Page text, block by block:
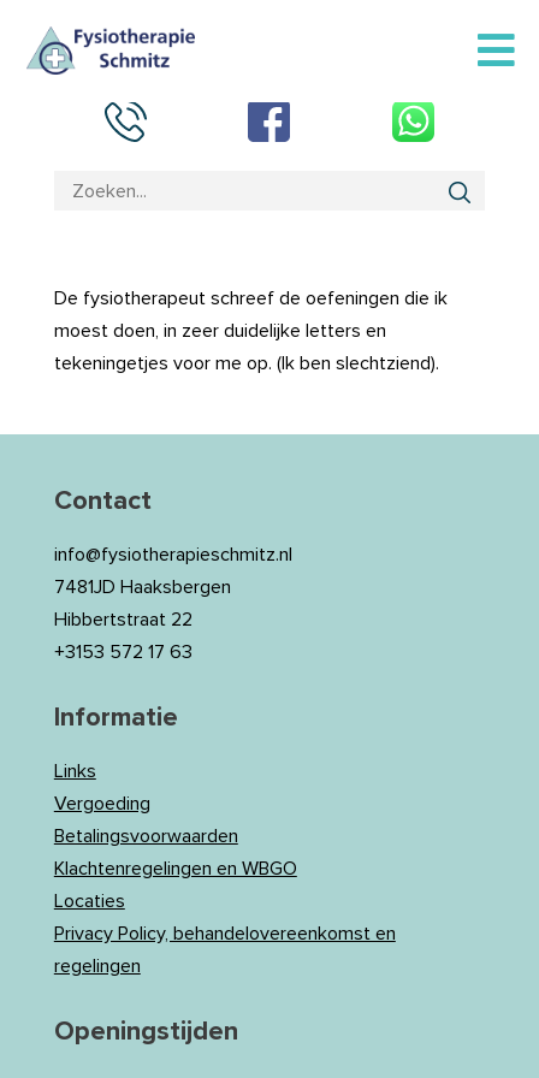
De fysiotherapeut schreef de oefeningen die ik
moest doen, in zeer duidelijke letters en
tekeningetjes voor me op. (Ik ben slechtziend).
Contact
info@fysiotherapieschmitz.nl
7481JD Haaksbergen
Hibbertstraat 22
+3153 572 17 63
Informatie
Links
Vergoeding
Betalingsvoorwaarden
Klachtenregelingen en WBGO
Locaties
Privacy Policy, behandelovereenkomst en
regelingen
Openingstijden